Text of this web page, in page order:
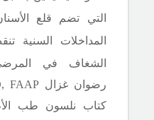
التي تضم قلع
المداخلات السنية
الشغاف في
رضوان غزال FAAP